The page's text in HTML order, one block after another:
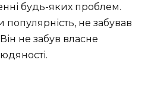
будь-яких проблем.
популярність, не забував
не забув власне